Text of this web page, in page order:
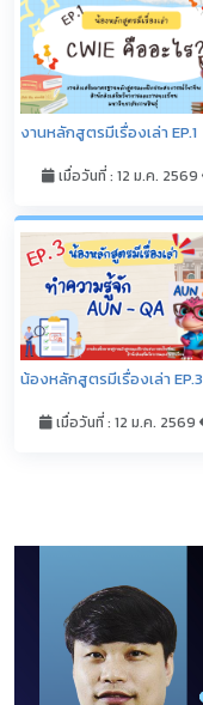
งานหลักสูตรมีเรื่องเล่า EP.1
เมื่อวันที่ : 12 ม.ค. 2569
น้องหลักสูตรมีเรื่องเล่า EP.3
เมื่อวันที่ : 12 ม.ค. 2569